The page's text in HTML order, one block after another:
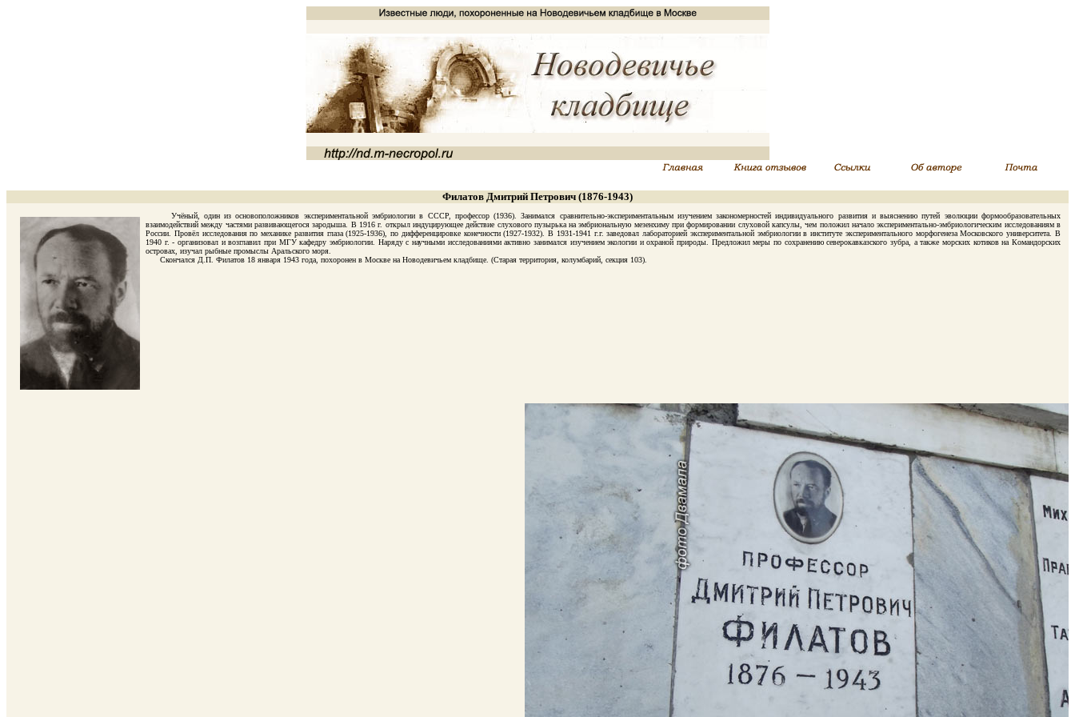
Филатов Дмитрий Петрович (1876-1943)
Учёный, один из основоположников экспериментальной эмбриологии в СССР, профессор (1936). Занимался сравнительно-экспериментальным изучением закономерностей индивидуального развития и выяснению путей эволюции формообразовательных
взаимодействий между частями развивающегося зародыша. В 1916 г. открыл индуцирующее действие слухового пузырька на эмбриональную мезенхиму при формировании слуховой капсулы, чем положил начало экспериментально-эмбриологическим исследованиям в
России. Провёл исследования по механике развития глаза (1925-1936), по дифференцировке конечности (1927-1932). В 1931-1941 г.г. заведовал лабораторией экспериментальной эмбриологии в институте экспериментального морфогенеза Московского университета. В
1940 г. - организовал и возглавил при МГУ кафедру эмбриологии. Наряду с научными исследованиями активно занимался изучением экологии и охраной природы. Предложил меры по сохранению северокавказского зубра, а также морских котиков на Командорских
островах, изучал рыбные промыслы Аральского моря.
Скончался Д.П. Филатов 18 января 1943 года, похоронен в Москве на Новодевичьем кладбище. (Старая территория, колумбарий, секция 103).